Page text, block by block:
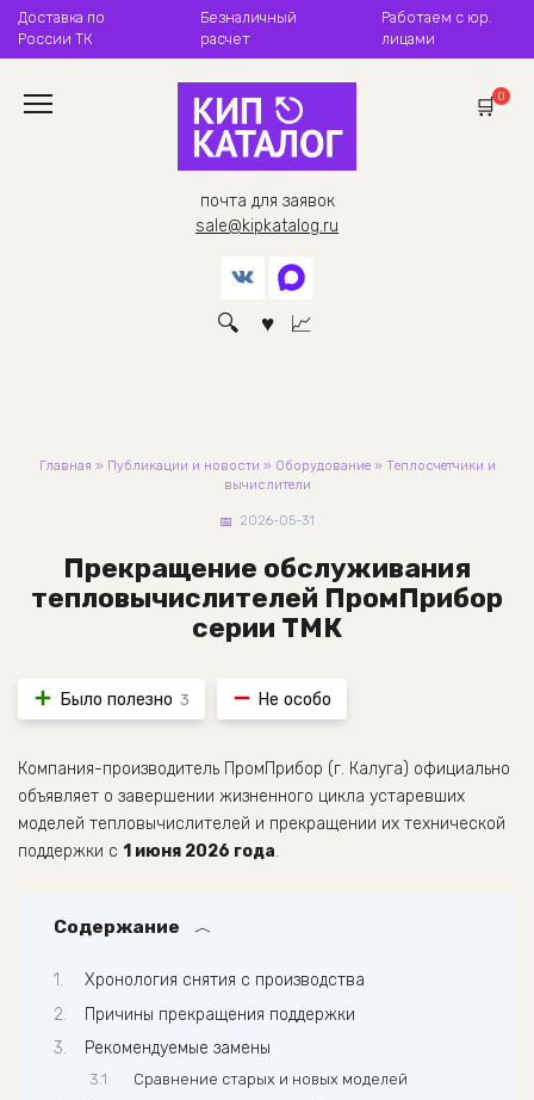
Перейти
содержанию
Доставка по
России ТК
Безналичный
расчет
Работаем с юр.
лицами
почта для заявок
sale@kipkatalog.ru
0
Главная » Публикации и новости » Оборудование» Теплосчетчики и
вычислители
2026-05-31
Прекращение обслуживания
тепловычислителей ПромПрибор
серии ТМК
Было полезно 3 Не особо
Компания-производитель ПромПрибор (г. Калуга) официально
объявляет о завершении жизненного цикла устаревших
моделей тепловычислителей и прекращении их технической
поддержки с 1 июня 2026 года.
Содержание
Хронология снятия с производства
Причины прекращения поддержки
Рекомендуемые замены
Сравнение старых и новых моделей